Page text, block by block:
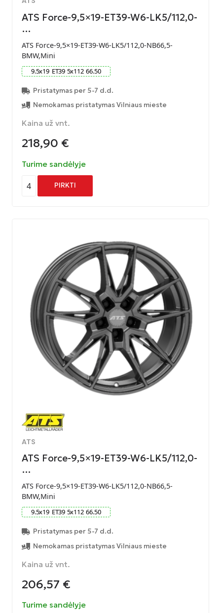
ATS Force-9,5×19-ET39-W6-LK5/112,0-
…
ATS Force-9,5×19-ET39-W6-LK5/112,0-NB66,5-
BMW,Mini
9.5x19 ET39 5x112 66.50
Pristatymas per 5-7 d.d.
Nemokamas pristatymas Vilniaus mieste
Kaina už vnt.
218,90 €
Turime sandėlyje
4 PIRKTI
ATS
ATS Force-9,5×19-ET39-W6-LK5/112,0-
…
ATS Force-9,5×19-ET39-W6-LK5/112,0-NB66,5-
BMW,Mini
9.5x19 ET39 5x112 66.50
Pristatymas per 5-7 d.d.
Nemokamas pristatymas Vilniaus mieste
Kaina už vnt.
206,57 €
Turime sandėlyje